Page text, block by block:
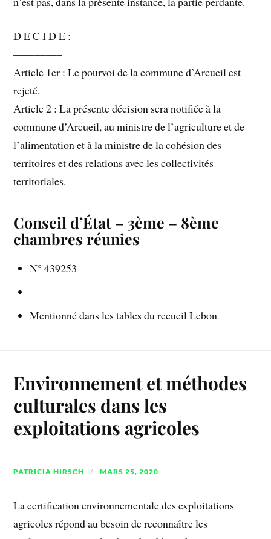
D E C I D E :
————–
Article 1er : Le pourvoi de la commune d’Arcueil est
rejeté.
Article 2 : La présente décision sera notifiée à la
commune d’Arcueil, au ministre de l’agriculture et de
l’alimentation et à la ministre de la cohésion des
territoires et des relations avec les collectivités
territoriales.
Conseil d’État – 3ème – 8ème
chambres réunies
N° 439253
Mentionné dans les tables du recueil Lebon
Environnement et méthodes
culturales dans les
exploitations agricoles
PATRICIA HIRSCH MARS 25, 2020
La certification environnementale des exploitations
agricoles répond au besoin de reconnaître les